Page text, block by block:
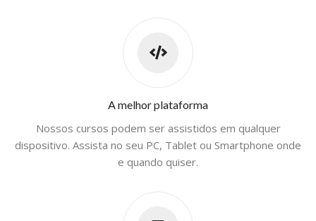
A melhor plataforma
Nossos cursos podem ser assistidos em qualquer
dispositivo. Assista no seu PC, Tablet ou Smartphone onde
e quando quiser.